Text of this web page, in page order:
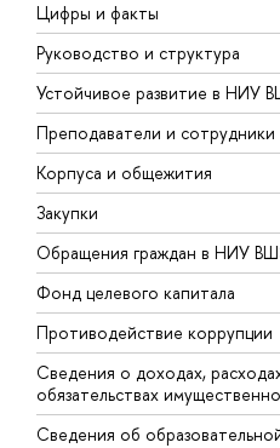
Цифры и факты
Руководство и структура
Устойчивое развитие в НИУ
Преподаватели и сотрудники
Корпуса и общежития
Закупки
Обращения граждан в НИУ
Фонд целевого капитала
Противодействие коррупции
Сведения о доходах,
обязательствах
Сведения об